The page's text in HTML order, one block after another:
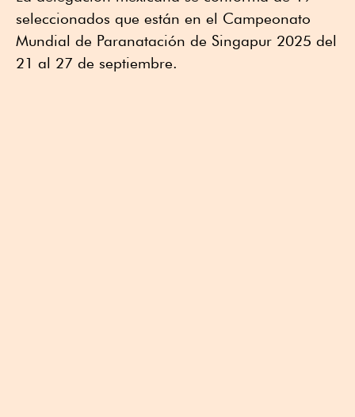
seleccionados que están en el Campeonato
Mundial de Paranatación de Singapur 2025 del
21 al 27 de septiembre.